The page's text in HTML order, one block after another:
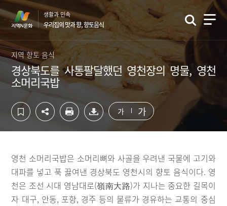
컨
텐
영
역
하
단
역
바
생활과 민속
우리집의 맛과 향, 향토음식
지역 향토 음식
경상북도를 사통팔달했던 영천장의 명물, 영천
소머리국밥
가 가
영천 소머리국밥은 소머리뼈와 사골을 우려낸 국물에 고기와
대파를 넣고 푹 끓여낸 경상북도 영천시의 향토 음식이다. 영
천은 조선 시대 영남대로(嶺南大路)가 지나는 중요한 길목이
자 대구, 안동, 포항, 경주 등의 물류가 경유하는 교통의 중심